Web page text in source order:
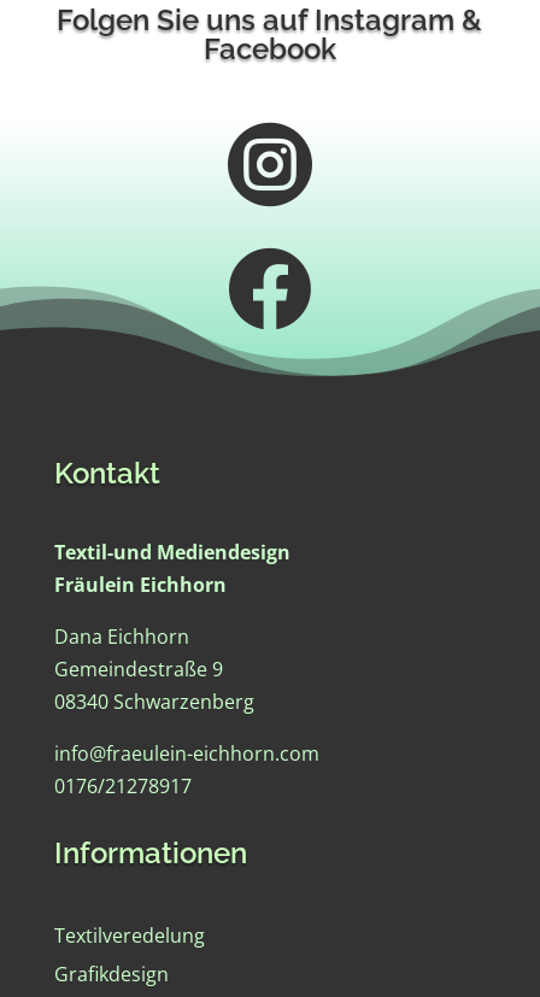
Folgen Sie uns auf Instagram &
Facebook


Kontakt
Textil-und Mediendesign
Fräulein Eichhorn
Dana Eichhorn
Gemeindestraße 9
08340 Schwarzenberg
info@fraeulein-eichhorn.com
0176/21278917
Informationen
Textilveredelung
Grafikdesign